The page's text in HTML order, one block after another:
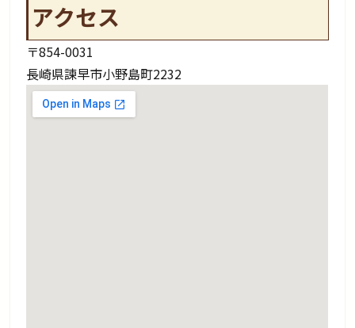
アクセス
〒854-0031
長崎県諫早市小野島町2232